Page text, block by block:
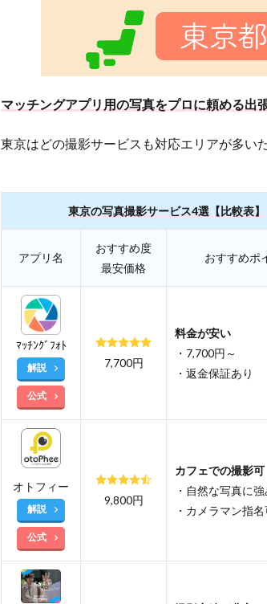
マッチングアプリ用の写真をプロに頼める出
東京はどの撮影サービスも対応エリアが多
東京の写真撮影サービス4選【比較表】
アプリ名
おすすめ度
最安価格
おすすめポ
ﾏｯﾁﾝｸﾞﾌｫﾄ
解説
公式
7,700円
料金が安い
・7,700円～
・返金保証あり
オトフィー
解説
公式
9,800円
カフェでの撮影可
・自然な写真に強
・カメラマン指